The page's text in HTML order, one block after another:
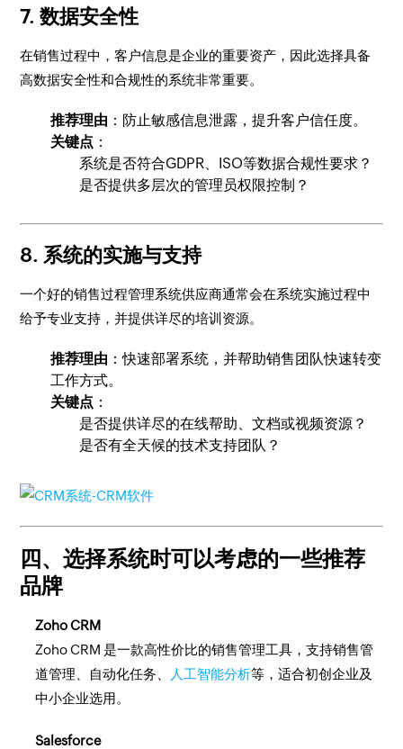
7. 数据安全性
在销售过程中，客户信息是企业的重要资产，因此选择具备
高数据安全性和合规性的系统非常重要。
推荐理由 ：防止敏感信息泄露，提升客户信任度。
关键点 ：
系统是否符合GDPR、ISO等数据合规性要求？
是否提供多层次的管理员权限控制？
8. 系统的实施与支持
一个好的销售过程管理系统供应商通常会在系统实施过程中
给予专业支持，并提供详尽的培训资源。
推荐理由 ：快速部署系统，并帮助销售团队快速转变
工作方式。
关键点 ：
是否提供详尽的在线帮助、文档或视频资源？
是否有全天候的技术支持团队？
四、选择系统时可以考虑的一些推荐
品牌
Zoho CRM
Zoho CRM 是一款高性价比的销售管理工具，支持销售管
道管理、自动化任务、
人工智能分析等，适合初创企业及
中小企业选用。
Salesforce